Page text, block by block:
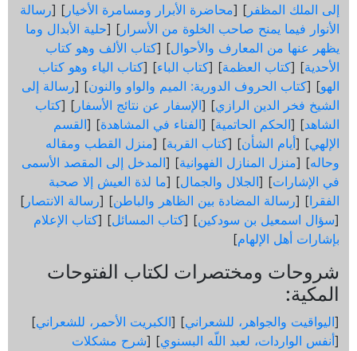
إلى الملك المظفر ] [محاضرة الأبرار ومسامرة الأخيار ] [رسالة
الأنوار فيما يمنح صاحب الخلوة من الأسرار ] [حلية الأبدال وما
يظهر عنها من المعارف والأحوال] [كتاب الألف وهو كتاب
الأحدية] [كتاب العظمة] [كتاب الباء] [كتاب الياء وهو كتاب
الهو] [كتاب الحروف الدورية: الميم والواو والنون] [رسالة إلى
الشيخ فخر الدين الرازي] [الإسفار عن نتائج الأسفار ] [كتاب
الشاهد] [الحكم الحاتمية] [الفناء في المشاهدة] [القسم
الإلهي] [أيام الشأن] [كتاب القربة] [منزل القطب ومقاله
وحاله] [منزل المنازل الفهوانية] [المدخل إلى المقصد الأسمى
في الإشارات] [الجلال والجمال] [ما لذة العيش إلا صحبة
الفقرا] [رسالة المضادة بين الظاهر والباطن] [رسالة الانتصار ]
[سؤال اسمعيل بن سودكين] [كتاب المسائل] [كتاب الإعلام
بإشارات أهل الإلهام]
شروحات ومختصرات لكتاب الفتوحات
المكية:
[اليواقيت والجواهر، للشعراني] [الكبريت الأحمر، للشعراني]
[أنفس الواردات، لعبد اللّه البسنوي] [شرح مشكلات